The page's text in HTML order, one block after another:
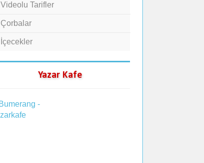
Videolu Tarifler
Çorbalar
İçecekler
Yazar Kafe